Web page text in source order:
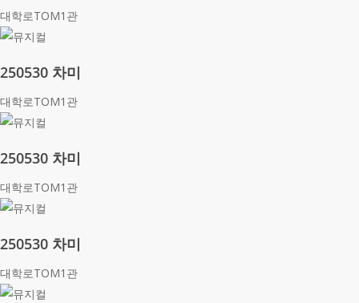
대학로TOM1관
250530 차미
대학로TOM1관
250530 차미
대학로TOM1관
250530 차미
대학로TOM1관